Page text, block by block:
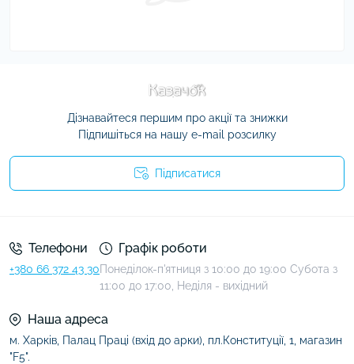
Дізнавайтеся першим про акції та знижки
Підпишіться на нашу e-mail розсилку
Підписатися
Телефони
+380 66 372 43 30
Графік роботи
Понеділок-п'ятниця з 10:00 до 19:00 Субота з
11:00 до 17:00, Неділя - вихідний
Наша адреса
м. Харків, Палац Праці (вхід до арки), пл.Конституції, 1, магазин
"F5".